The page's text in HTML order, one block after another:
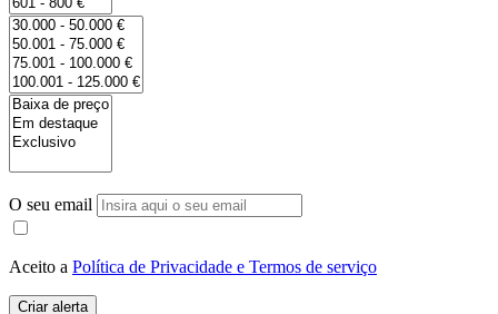
O seu email
Aceito a Política de Privacidade e Termos de serviço